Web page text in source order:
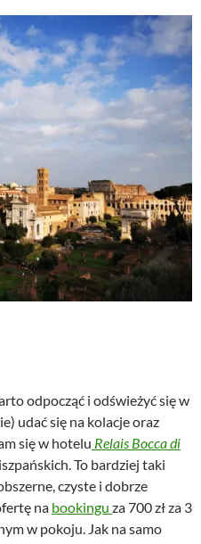
odpocząć i odświeżyć się w
udać się na kolacje oraz
się w hotelu Relais Bocca di
To bardziej taki
czyste i dobrze
na bookingu za 700 zł za 3
w pokoju. Jak na samo